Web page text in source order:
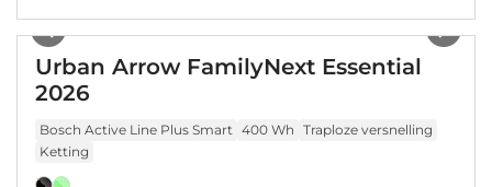
Urban Arrow FamilyNext Essential
2026
Bosch Active Line Plus Smart 400 Wh Traploze versnelling
Ketting